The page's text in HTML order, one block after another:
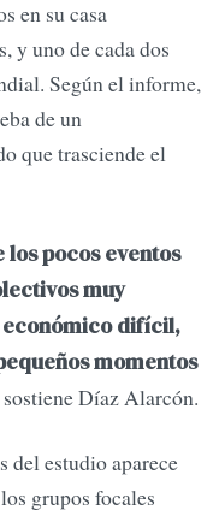
en su casa
y uno de cada dos
Según el informe,
de un
que trasciende el
los pocos eventos
muy
económico difícil,
momentos
sostiene Díaz Alarcón.
del estudio aparece
grupos focales